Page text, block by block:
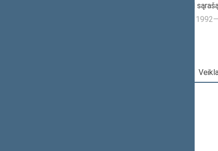
Išrinktas: Pagal
Buvo išrinktas į